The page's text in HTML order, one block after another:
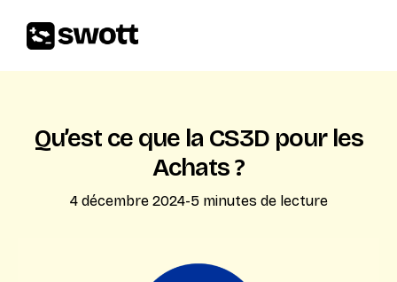
Qu’est ce que la CS3D pour les
Achats ?
4 décembre 2024-5minutes de lecture